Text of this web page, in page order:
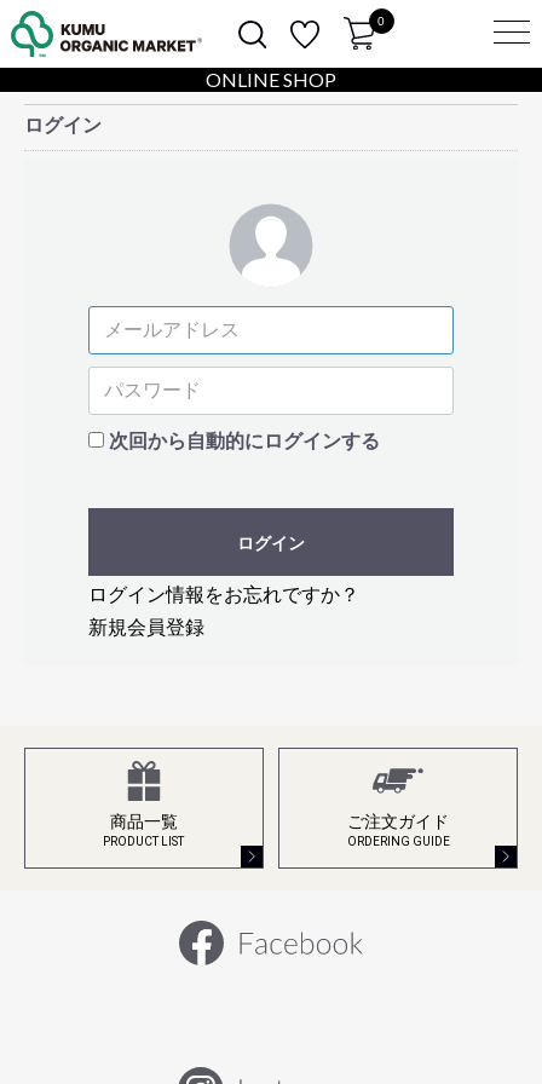
0
ONLINE SHOP
ログイン
次回から自動的にログインする
ログイン
ログイン情報をお忘れですか？
新規会員登録
商品一覧
PRODUCT LIST
ご注文ガイド
ORDERING GUIDE